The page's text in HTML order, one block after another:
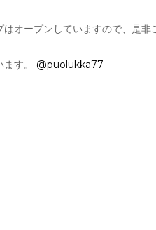
オープンしていますので、是非
す。 @puolukka77